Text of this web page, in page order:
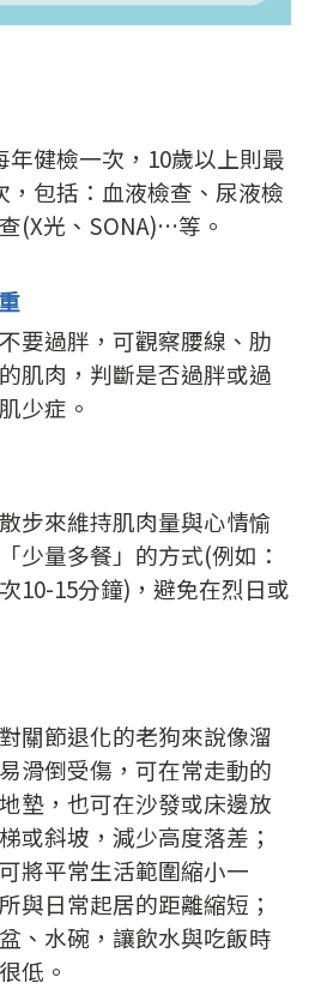
年健檢一次，10歲以上則最
，包括：血液檢查、尿液檢
(X光、SONA)…等。
要過胖，可觀察腰線、肋
肌肉，判斷是否過胖或過
少症。
步來維持肌肉量與心情愉
少量多餐」的方式(例如：
10-15分鐘)，避免在烈日或
關節退化的老狗來說像溜
滑倒受傷，可在常走動的
墊，也可在沙發或床邊放
或斜坡，減少高度落差；
將平常生活範圍縮小一
與日常起居的距離縮短；
、水碗，讓飲水與吃飯時
低。